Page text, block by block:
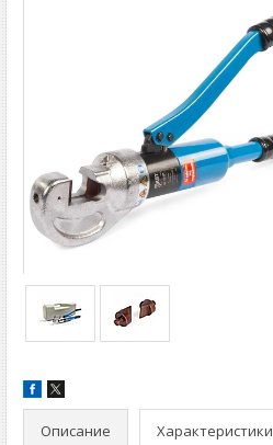
Описание Характеристики